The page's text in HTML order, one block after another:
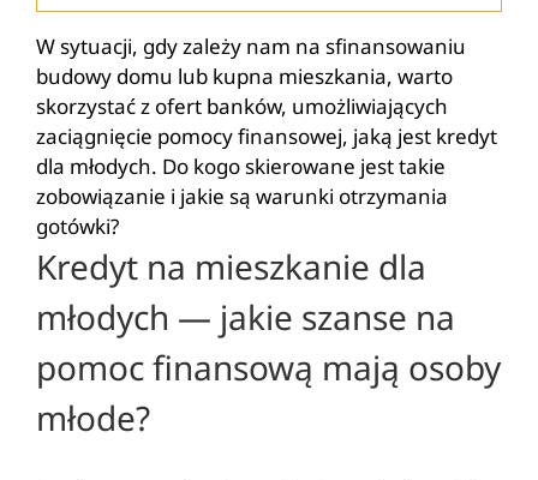
W sytuacji, gdy zależy nam na sfinansowaniu
budowy domu lub kupna mieszkania, warto
skorzystać z ofert banków, umożliwiających
zaciągnięcie pomocy finansowej, jaką jest kredyt
dla młodych. Do kogo skierowane jest takie
zobowiązanie i jakie są warunki otrzymania
gotówki?
Kredyt na mieszkanie dla
młodych — jakie szanse na
pomoc finansową mają osoby
młode?